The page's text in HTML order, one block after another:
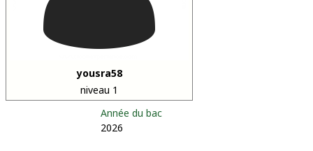
yousra58
niveau 1
Année du bac
2026